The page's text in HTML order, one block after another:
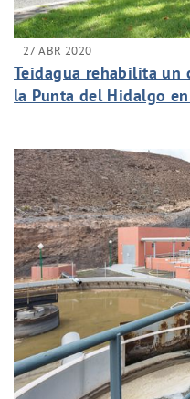
27 ABR 2020
Teidagua rehabilita un
la Punta del Hidalgo